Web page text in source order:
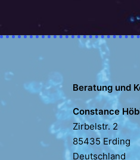
Beratung und
Constance
Zirbelstr. 2
85435 Erding
Deutschland